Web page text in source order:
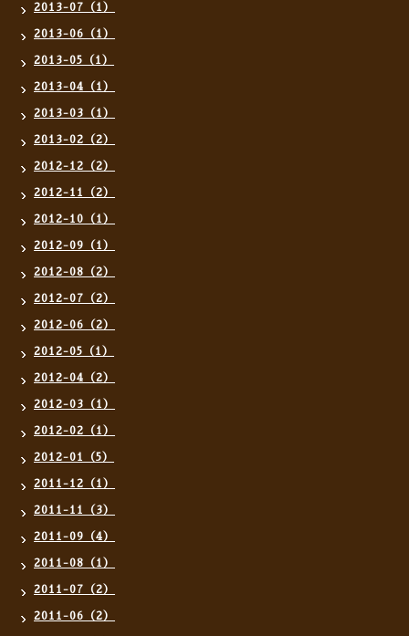
2013-07（1）
2013-06（1）
2013-05（1）
2013-04（1）
2013-03（1）
2013-02（2）
2012-12（2）
2012-11（2）
2012-10（1）
2012-09（1）
2012-08（2）
2012-07（2）
2012-06（2）
2012-05（1）
2012-04（2）
2012-03（1）
2012-02（1）
2012-01（5）
2011-12（1）
2011-11（3）
2011-09（4）
2011-08（1）
2011-07（2）
2011-06（2）